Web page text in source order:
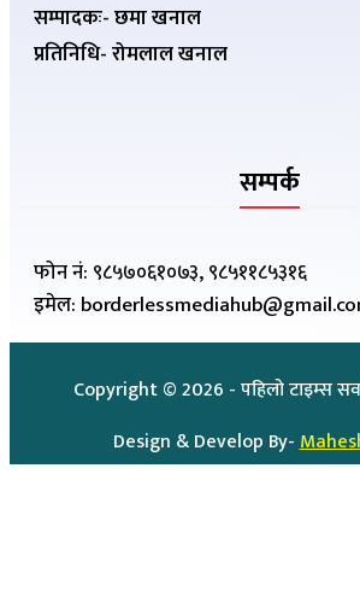
सम्पादकः- छमा खनाल
प्रतिनिधि- रोमलाल खनाल
सम्पर्क
फोन नं: ९८५७०६१०७३, ९८५११८५३१६
इमेल:
Copyright ©2026 - पहिलो टाइम्स
Design & Develop By-